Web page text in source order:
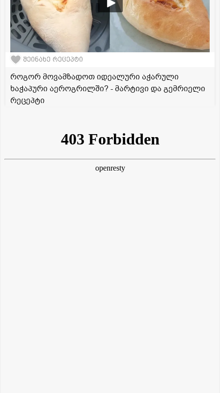
შეინახე რეცეპტი
როგორ მოვამზადოთ იდეალური აჭარული
ხაჭაპური აეროგრილში? - მარტივი და გემრიელი
რეცეპტი